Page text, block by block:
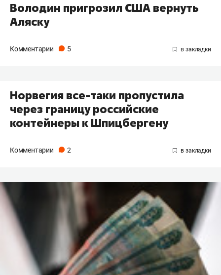
Володин пригрозил США вернуть
Аляску
Комментарии 5
Норвегия все-таки пропустила
через границу российские
контейнеры к Шпицбергену
Комментарии 2